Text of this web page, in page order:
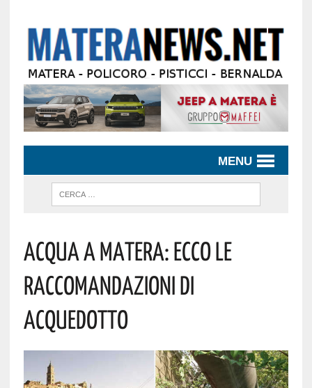
MENU
Acqua A Matera: Ecco Le
Raccomandazioni Di
Acquedotto